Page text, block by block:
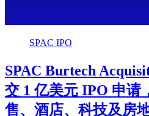
SPAC IPO
SPAC Burtech
交 1 亿美元 IPO 申请
售、酒店、科技及房